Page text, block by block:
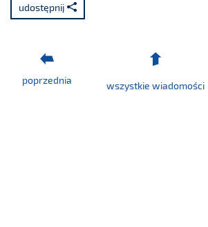
10/2021.pdf
udostępnij
poprzednia wszystkie wiadomości